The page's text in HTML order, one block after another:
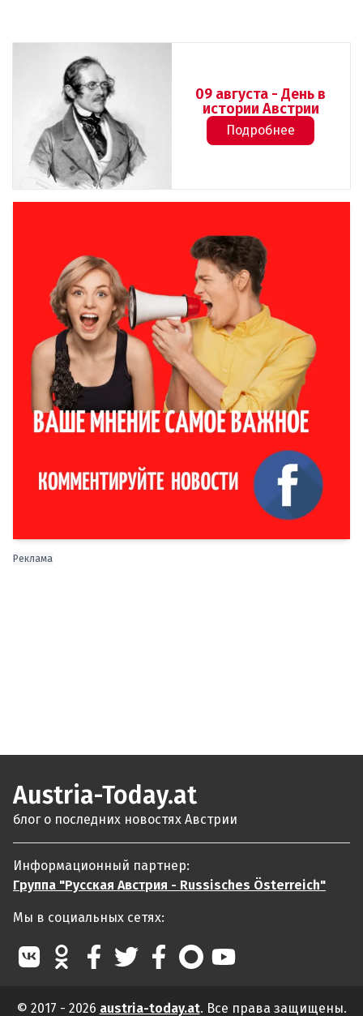
09 августа - День в
истории Австрии
Подробнее
Реклама
Austria-Today.at
блог о последних новостях Австрии
Информационный партнер:
Группа "Русская Австрия - Russisches Österreich"
Мы в социальных сетях:
© 2017 - 2026 austria-today.at. Все права защищены.